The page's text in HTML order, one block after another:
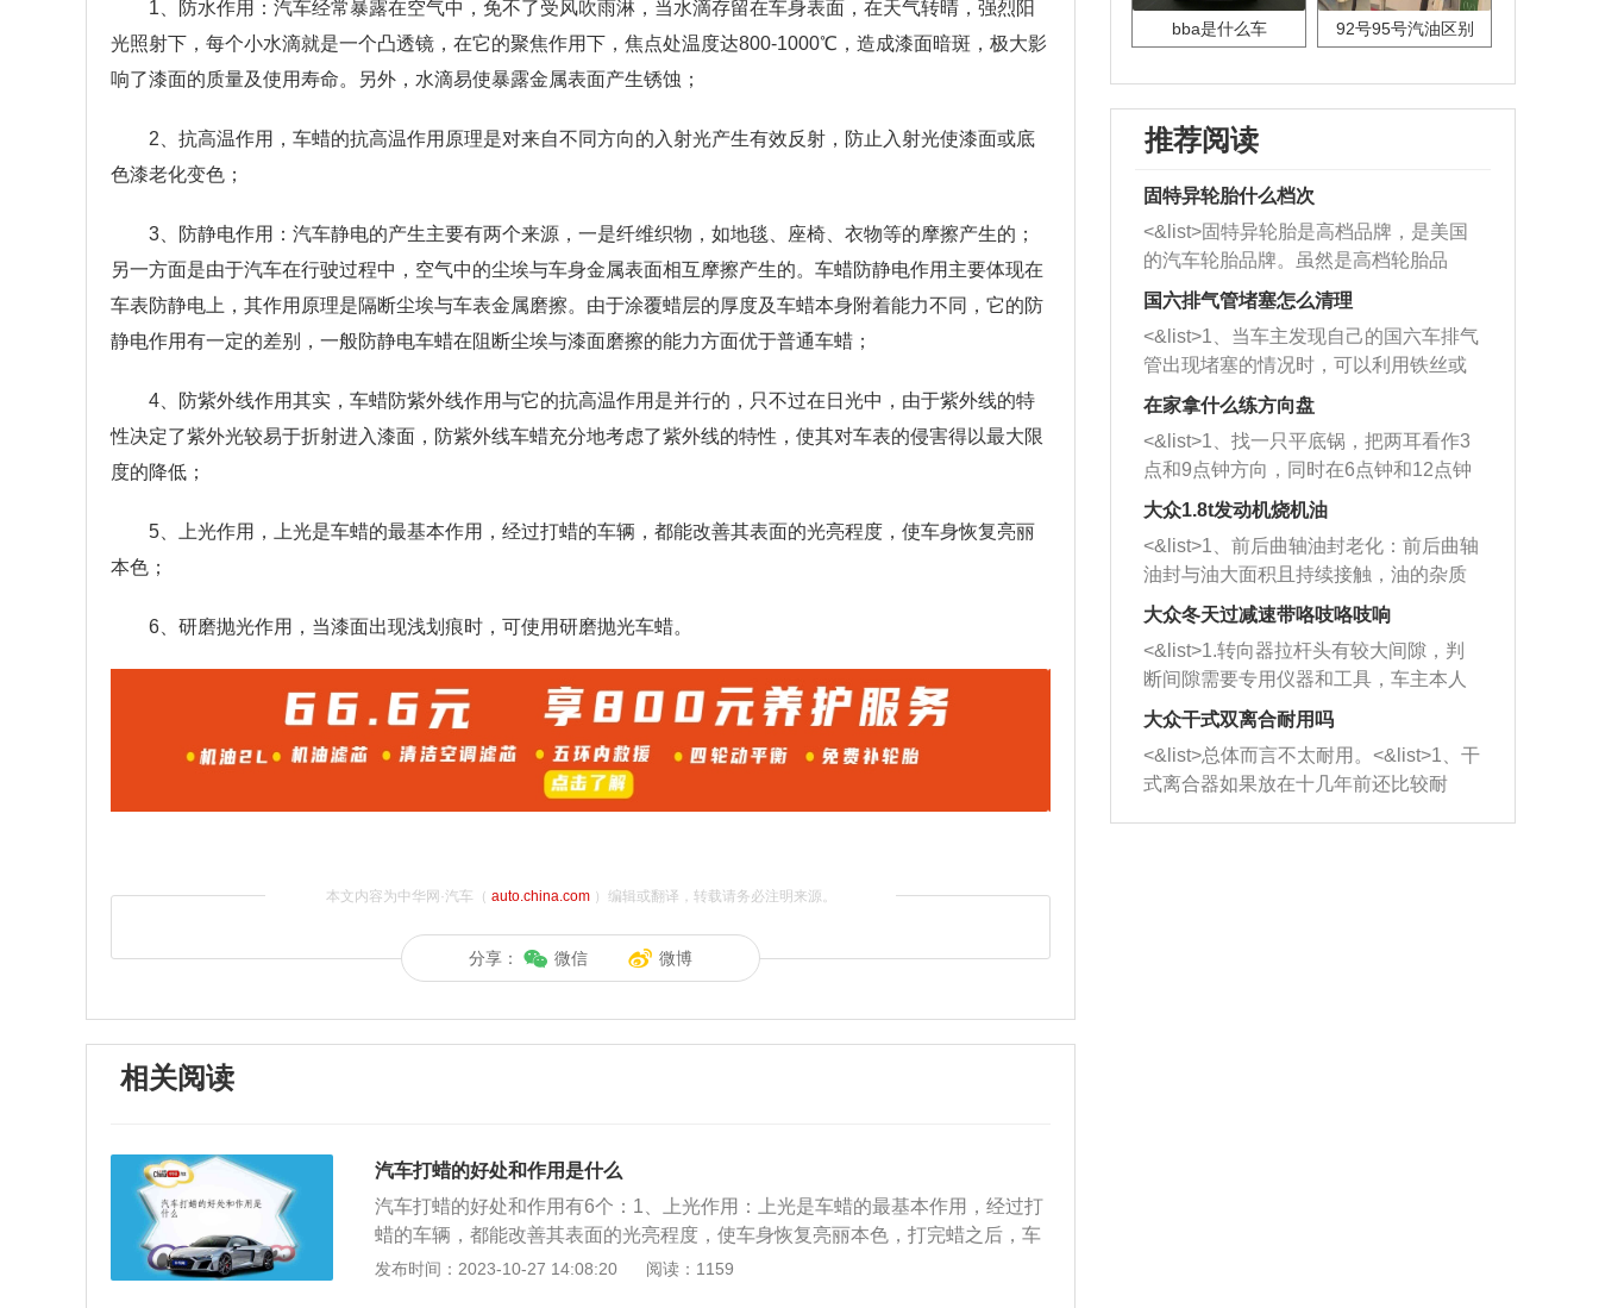
1、防水作用：汽车经常暴露在空气中，免不了受风吹雨淋，当水滴存留在车身表面，在天气转晴，强烈阳
光照射下，每个小水滴就是一个凸透镜，在它的聚焦作用下，焦点处温度达800-1000℃，造成漆面暗斑，极大影
响了漆面的质量及使用寿命。另外，水滴易使暴露金属表面产生锈蚀；
2、抗高温作用，车蜡的抗高温作用原理是对来自不同方向的入射光产生有效反射，防止入射光使漆面或底
色漆老化变色；
3、防静电作用：汽车静电的产生主要有两个来源，一是纤维织物，如地毯、座椅、衣物等的摩擦产生的；
另一方面是由于汽车在行驶过程中，空气中的尘埃与车身金属表面相互摩擦产生的。车蜡防静电作用主要体现在
车表防静电上，其作用原理是隔断尘埃与车表金属磨擦。由于涂覆蜡层的厚度及车蜡本身附着能力不同，它的防
静电作用有一定的差别，一般防静电车蜡在阻断尘埃与漆面磨擦的能力方面优于普通车蜡；
4、防紫外线作用其实，车蜡防紫外线作用与它的抗高温作用是并行的，只不过在日光中，由于紫外线的特
性决定了紫外光较易于折射进入漆面，防紫外线车蜡充分地考虑了紫外线的特性，使其对车表的侵害得以最大限
度的降低；
5、上光作用，上光是车蜡的最基本作用，经过打蜡的车辆，都能改善其表面的光亮程度，使车身恢复亮丽
本色；
6、研磨抛光作用，当漆面出现浅划痕时，可使用研磨抛光车蜡。
本文内容为中华网·汽车（ auto.china.com）编辑或翻译，转载请务必注明来源。
分享： 微信 微博
相关阅读
汽车打蜡的好处和作用是什么
汽车打蜡的好处和作用有6个：1、上光作用：上光是车蜡的最基本作用，经过打
蜡的车辆，都能改善其表面的光亮程度，使车身恢复亮丽本色，打完蜡之后，车
漆就好像是刚买车时候的状态一样。2、防水、防酸雨：车蜡能够使车身的水滴
发布时间：2023-10-27 14:08:20 阅读：1159
bba是什么车 92号95号汽油区别
推荐阅读
固特异轮胎什么档次
<&list>固特异轮胎是高档品牌，是美国
的汽车轮胎品牌。虽然是高档轮胎品
牌，但是中高低端的轮胎都有生产，这
也是为了更好的开拓市场。
国六排气管堵塞怎么清理
<&list>1、当车主发现自己的国六车排气
管出现堵塞的情况时，可以利用铁丝或
者是细棍，直接将杂物给取出来，如果
堵塞情况比较严重，也可以采取应急措
施。 <&list>2、直接利用木棍将所有的
杂物推到排气管里面的位置处，然后将
三元催化器拆解开，就可以将堵塞的东
西取出来。但如果是因为积碳过多引起
的堵塞，就需要将三元催化器泡在草酸
洗剂对堵塞的情况得到解决，将清洗剂
放在燃油箱中，与燃油混合后，车辆启
动时，就可以和汽油一起进入到燃烧
室，最后形成废气排出，就可以让三元
催化器得到清洗，排气管堵塞的情况就
能够得到解决。
在家拿什么练方向盘
<&list>1、找一只平底锅，把两耳看作3
点和9点钟方向，同时在6点钟和12点钟
方向做一个标记。 <&list>2、双手握住
一圈半的练习，往右同样也要打相同的
圈数。 <&list>3、最后强调要反复练
习，这样就可以形成肌肉记忆，在真实
驾驶车辆时，不需要记忆也能打好方
向。
大众1.8t发动机烧机油
<&list>1、前后曲轴油封老化：前后曲轴
油封与油大面积且持续接触，油的杂质
和发动机内持续温度变化使其密封效果
逐渐减弱，导致渗油或漏油。<&list>2、
活塞间隙过大：积碳会使活塞环与缸体
的间隙扩大，导致机油流入燃烧室中，
造成烧机油。<&list>3、机油粘度。使用
机油粘度过小的话，同样会有烧机油现
象，机油粘度过小具有很好的流动性，
大众冬天过减速带咯吱咯吱响
<&list>1.转向器拉杆头有较大间隙，判
断间隙需要专用仪器和工具，车主本人
无法制作，需要将车辆送到修理厂或4s
店；<&list>2.车辆半轴套管防尘罩破
裂，破裂后会出现漏油现象，使半轴磨
损严重，磨损的半轴容易损坏，产生异
响；<&list>3.稳定器的转向胶套和球头
大众干式双离合耐用吗
<&list>总体而言不太耐用。<&list>1、干
式离合器如果放在十几年前还比较耐